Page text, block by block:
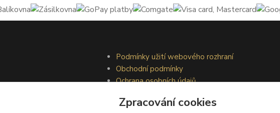
Podmínky užití webového rozhraní
Obchodní podmínky
Ochrana osobních údajů
Zpracování cookies